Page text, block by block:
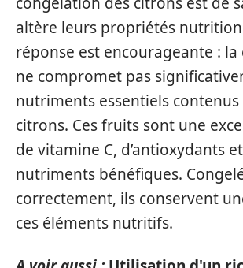
altère leurs propriétés
réponse est encourageante :
ne compromet pas
nutriments essentiels contenus
citrons. Ces fruits sont une
de vitamine C, d’antioxydants
nutriments bénéfiques.
correctement, ils conservent
ces éléments nutritifs.